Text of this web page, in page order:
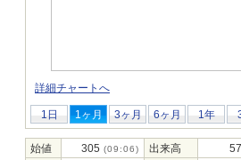
詳細チャートへ
1日 1ヶ月 3ヶ月 6ヶ月 1年
始値 305 (09:06) 出来高